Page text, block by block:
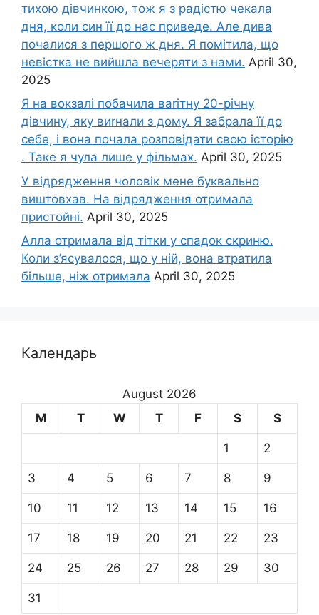
тихою дівчинкою, тож я з радістю чекала
дня, коли син її до нас приведе. Але дива
почалися з першого ж дня. Я помітила, що
невістка не вийшла вечеряти з нами. April 30,
2025
Я на вокзалі побачила ваrітну 20-річну
дівчину, яку виrнали з дому. Я забрала її до
себе, і вона почала розповідати свою історію
. Таке я чула лише у фільмах. April 30, 2025
У відрядження чоловік мене буквально
виштовхав. На відрядження отримала
пристойні. April 30, 2025
Алла отримала від тітки у спадок скриню.
Коли з’ясувалося, що у ній, вона втратила
більше, ніж отримала April 30, 2025
Календарь
August 2026
M
T W T F S S
1 2
3 4 5 6 7 8 9
10 11 12 13 14 15 16
17 18 19 20 21 22 23
24 25 26 27 28 29 30
31